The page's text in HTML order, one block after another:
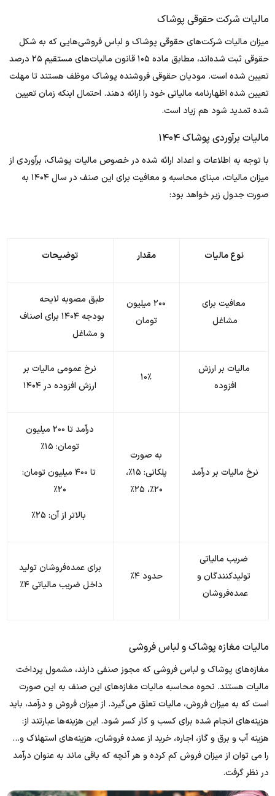
مالیات شرکت‌ حقوقی پوشاک
میزان مالیات شرکت‌های حقوقی پوشاک و لباس فروشی‌هایی که به شکل
حقوقی ثبت شده‌اند، مطابق ماده ۱۰۵ قانون مالیات‌های مستقیم ۲۵ درصد
تعیین شده است. مودیان حقوقی فروشنده پوشاک موظف هستند تا مهلت
تعیین شده اظهارنامه مالیاتی خود را ارائه دهند. احتمال اینکه زمان تعیین
شده تمدید شود هم زیاد است.
مالیات برآوردی پوشاک ۱۴۰۴
با توجه به اطلاعات و اعداد ارائه شده در خصوص مالیات پوشاک، برآوردی از
میزان مالیات، مبنای محاسبه و معافیت برای این صنف در سال ۱۴۰۴ به
صورت جدول زیر خواهد بود:
نوع مالیات مقدار توضیحات
معافیت برای
مشاغل
۲۰۰ میلیون
تومان
طبق مصوبه لایحه
بودجه ۱۴۰۴ برای اصناف
و مشاغل
مالیات بر ارزش
افزوده
۱۰٪
نرخ عمومی مالیات بر
ارزش افزوده در ۱۴۰۴
نرخ مالیات بر درآمد
به صورت
پلکانی: ۱۵٪،
۲۰٪، ۲۵٪
درآمد تا ۲۰۰ میلیون
تومان: ۱۵٪
تا ۴۰۰ میلیون تومان:
۲۰٪
بالاتر از آن: ۲۵٪
ضریب مالیاتی
تولیدکنندگان و
عمده‌فروشان
حدود ۴٪
برای عمده‌فروشان تولید
داخل ضریب مالیاتی ۴٪
مالیات مغازه پوشاک و لباس فروشی
مغازه‌های پوشاک و لباس فروشی که مجوز صنفی دارند، مشمول پرداخت
مالیات هستند. نحوه محاسبه مالیات مغازه‌های این صنف به این صورت
است که به میزان فروش، مالیات تعلق می‌گیرد. از میزان فروش و درآمد، باید
هزینه‌های انجام شده برای کسب و کار کسر شود. این هزینه‌ها عبارتند از:
هزینه آب و برق و گاز، اجاره، خرید از عمده فروشان، هزینه‌های استهلاک و…
را می توان از میزان فروش کم کرده و هر آنچه که باقی ماند به عنوان درآمد
در نظر گرفت.